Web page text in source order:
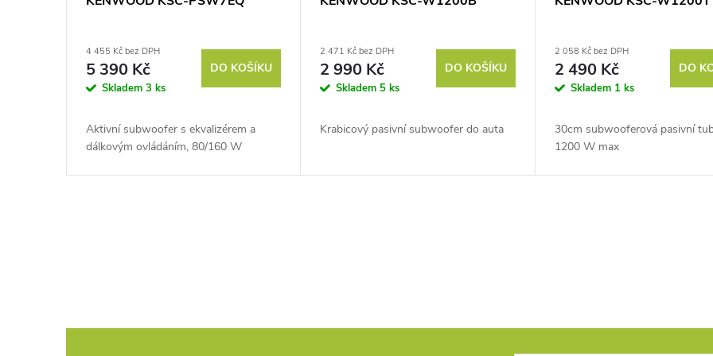
4 455 Kč bez DPH
5 390 Kč
Skladem 3 ks
DO KOŠÍKU
Aktivní subwoofer s ekvalizérem a
dálkovým ovládáním, 80/160 W
2 471 Kč bez DPH
2 990 Kč
Skladem 5 ks
DO KOŠÍKU
Krabicový pasivní subwoofer do auta
2 058 Kč bez DPH
2 490 Kč
Skladem 1 ks
DO
30cm subwooferová pasivní
1200 W max
á